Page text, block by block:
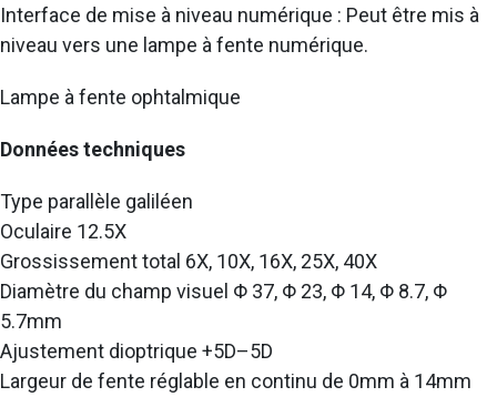
Interface de mise à niveau numérique : Peut être mis à
niveau vers une lampe à fente numérique.
Lampe à fente ophtalmique
Données techniques
Type parallèle galiléen
Oculaire 12.5X
Grossissement total 6X, 10X, 16X, 25X, 40X
Diamètre du champ visuel Φ 37, Φ 23, Φ 14, Φ 8.7, Φ
5.7mm
Ajustement dioptrique +5D–5D
Largeur de fente réglable en continu de 0mm à 14mm